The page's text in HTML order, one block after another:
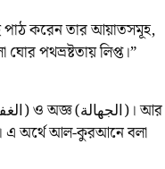
পাঠ করেন তার আয়াতসমূহ,
পথভ্রষ্টতায় লিপ্ত।”
এ অর্থে আল-কুরআনে বলা